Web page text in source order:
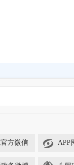
术特征，全面贯
安全性与经济性
行；2022年3月
方微信 APP